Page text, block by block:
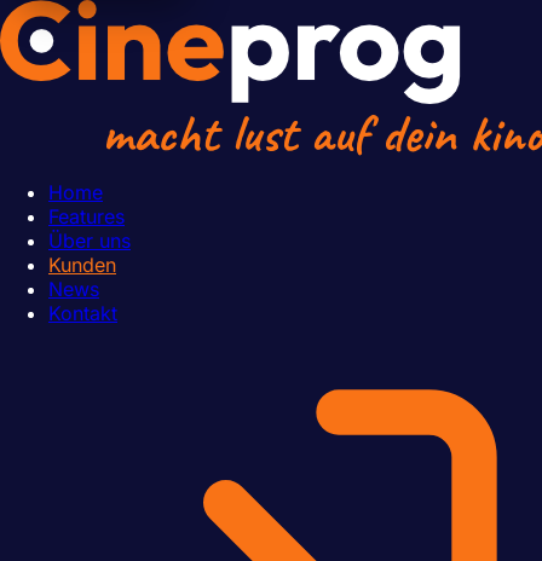
Home
Features
Über uns
Kunden
News
Kontakt